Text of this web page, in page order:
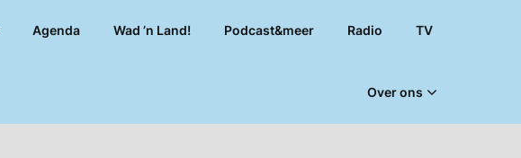
Agenda Wad ’n Land! Podcast&meer Radio TV
Over ons